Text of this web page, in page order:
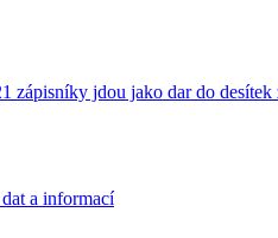
zápisníky jdou jako dar do desítek
a informací